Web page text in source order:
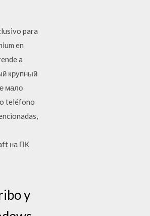
para
en
a
крупный
мало
teléfono
на ПК
y